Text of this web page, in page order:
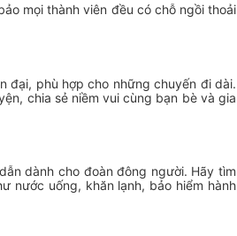
mọi thành viên đều có chỗ ngồi thoải
đại, phù hợp cho những chuyến đi dài.
chia sẻ niềm vui cùng bạn bè và gia
dành cho đoàn đông người. Hãy tìm
nước uống, khăn lạnh, bảo hiểm hành